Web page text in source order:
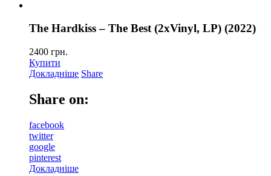
The Hardkiss – The Best (2xVinyl, LP) (2022)
2400 грн.
Купити
Докладніше Share
Share on:
facebook
twitter
google
pinterest
Докладніше